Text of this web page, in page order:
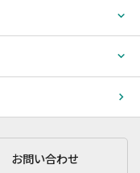
お問い合わせ